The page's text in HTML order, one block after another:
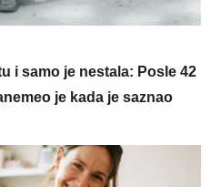
i samo je nestala: Posle 42
je kada je saznao